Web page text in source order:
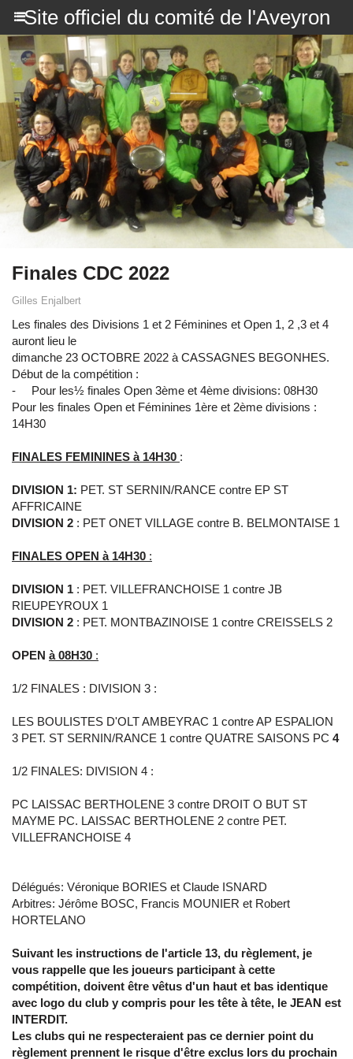
Site officiel du comité de l'Aveyron
Finales CDC 2022
Gilles Enjalbert
Les finales des Divisions 1 et 2 Féminines et Open 1, 2 ,3 et 4
auront lieu le
dimanche 23 OCTOBRE 2022 à CASSAGNES BEGONHES.
Début de la compétition :
- Pour les½ finales Open 3ème et 4ème divisions: 08H30
Pour les finales Open et Féminines 1ère et 2ème divisions :
14H30
FINALES FEMININES à 14H30 :
DIVISION 1: PET. ST SERNIN/RANCE contre EP ST
AFFRICAINE
DIVISION 2 : PET ONET VILLAGE contre B. BELMONTAISE 1
FINALES OPEN à 14H30 :
DIVISION 1 : PET. VILLEFRANCHOISE 1 contre JB
RIEUPEYROUX 1
DIVISION 2 : PET. MONTBAZINOISE 1 contre CREISSELS 2
OPEN à08H30 :
1/2 FINALES : DIVISION 3 :
LES BOULISTES D'OLT AMBEYRAC 1 contre AP ESPALION
3 PET. ST SERNIN/RANCE 1 contre QUATRE SAISONS PC 4
1/2 FINALES: DIVISION 4 :
PC LAISSAC BERTHOLENE 3 contre DROIT O BUT ST
MAYME PC. LAISSAC BERTHOLENE 2 contre PET.
VILLEFRANCHOISE 4
Délégués: Véronique BORIES et Claude ISNARD
Arbitres: Jérôme BOSC, Francis MOUNIER et Robert
HORTELANO
Suivant les instructions de l'article 13, du règlement, je
vous rappelle que les joueurs participant àcette
compétition, doivent être vêtus d'un haut et bas identique
avec logo du club y compris pour les tête à tête, le JEAN est
INTERDIT.
Les clubs qui ne respecteraient pas ce dernier point du
règlement prennent le risque d'être exclus lors du prochain